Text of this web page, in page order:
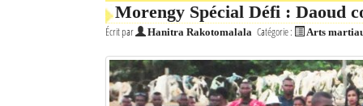
Morengy Spécial Défi : Daoud
Écrit par Hanitra Rakotomalala Catégorie : Arts